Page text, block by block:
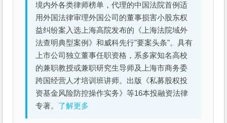
境内外各类律师榜单，代理的中国法院首例适
用外国法律审理外国公司的董事损害小股东权
益纠纷案入选上海高院发布的《上海法院域外
法查明典型案例》和威科先行"要案头条"。具有
上市公司独立董事任职资格，系多家知名高校
的兼职教授或兼职研究生导师及上海市商务委
跨国经营人才培训班讲师。出版《私募股权投
资基金风险防控操作实务》等16本投融资法律
专著。 了解更多